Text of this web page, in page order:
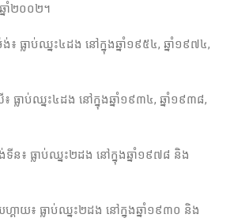
នាំ​២០០២​។
៖ ធ្លាប់​ឈ្នះ​​៤ដង​ នៅ​ក្នុង​ឆ្នាំ១៩៥៤​, ឆ្នាំ១៩៧៤​,
ធ្លាប់​ឈ្នះ​​៤ដង​ នៅ​ក្នុង​ឆ្នាំ១៩៣៤​, ឆ្នាំ១៩៣៨,
ន​៖ ធ្លាប់​ឈ្នះ​​​២ដង​ នៅ​ក្នុង​ឆ្នាំ១៩៧៨ និង​
គាយ​៖ ធ្លាប់​ឈ្នះ​​២ដង​ នៅ​ក្នុង​ឆ្នាំ១៩៣០​ និង​